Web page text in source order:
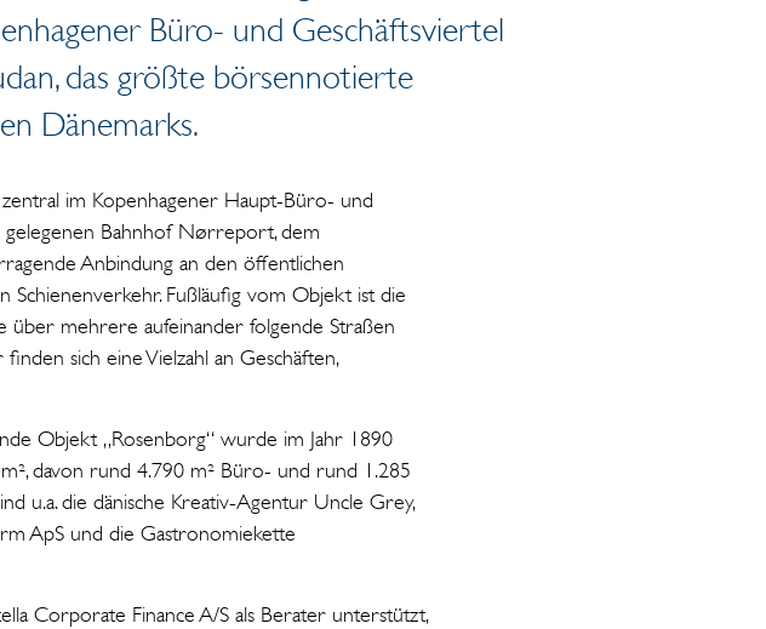
Büro- und Geschäftsviertel
das größte börsennotierte
Dänemarks.
im Kopenhagener Haupt-Büro- und
Bahnhof Nørreport, dem
Anbindung an den öffentlichen
Schienenverkehr. Fußläufig vom Objekt ist die
über mehrere aufeinander folgende Straßen
sich eine Vielzahl an Geschäften,
Objekt „Rosenborg“ wurde im Jahr 1890
davon rund 4.790 m² Büro- und rund 1.285
u.a. die dänische Kreativ-Agentur Uncle Grey,
ApS und die Gastronomiekette
Corporate Finance A/S als Berater unterstützt,